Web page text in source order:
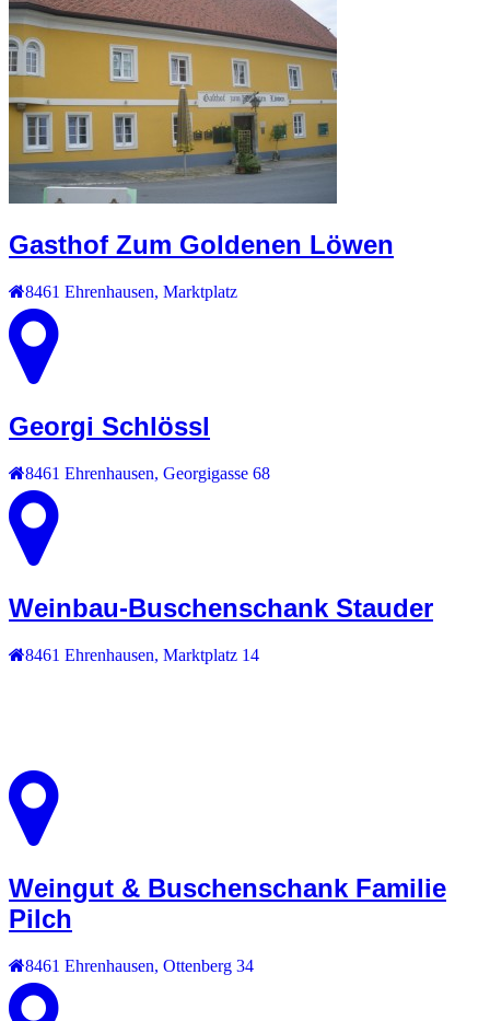
Gasthof Zum Goldenen Löwen
8461 Ehrenhausen, Marktplatz
Georgi Schlössl
8461 Ehrenhausen Georgigasse 68
Weinbau-Buschenschank Stauder
8461 Ehrenhausen Marktplatz 14
Weingut & Buschenschank Familie
Pilch
8461 Ehrenhausen Ottenberg 34